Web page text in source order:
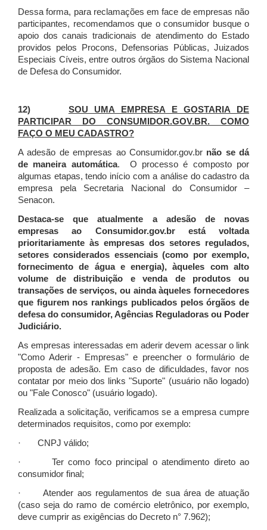
Dessa forma, para reclamações em face de empresas não
participantes, recomendamos que o consumidor busque o
apoio dos canais tradicionais de atendimento do Estado
providos pelos Procons, Defensorias Públicas, Juizados
Especiais Cíveis, entre outros órgãos do Sistema Nacional
de Defesa do Consumidor.
12) SOU UMA EMPRESA E GOSTARIA DE
PARTICIPAR DO CONSUMIDOR.GOV.BR. COMO
FAÇO O MEU CADASTRO?
A adesão de empresas ao Consumidor.gov.br não se dá
de maneira automática. O processo é composto por
algumas etapas, tendo início com a análise do cadastro da
empresa pela Secretaria Nacional do Consumidor –
Senacon.
Destaca-se que atualmente a adesão de novas
empresas ao Consumidor.gov.br está voltada
prioritariamente às empresas dos setores regulados,
setores considerados essenciais (como por exemplo,
fornecimento de água e energia), àqueles com alto
volume de distribuição e venda de produtos ou
transações de serviços, ou ainda àqueles fornecedores
que figurem nos rankings publicados pelos órgãos de
defesa do consumidor, Agências Reguladoras ou Poder
Judiciário.
As empresas interessadas em aderir devem acessar o link
"Como Aderir - Empresas" e preencher o formulário de
proposta de adesão. Em caso de dificuldades, favor nos
contatar por meio dos links "Suporte" (usuário não logado)
ou "Fale Conosco" (usuário logado).
Realizada a solicitação, verificamos se a empresa cumpre
determinados requisitos, como por exemplo:
· CNPJ válido;
· Ter como foco principal o atendimento direto ao
consumidor final;
· Atender aos regulamentos de sua área de atuação
(caso seja do ramo de comércio eletrônico, por exemplo,
deve cumprir as exigências do Decreto n° 7.962);